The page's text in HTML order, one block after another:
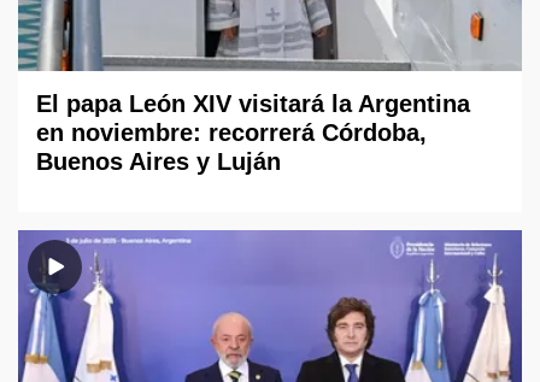
El papa León XIV visitará la Argentina
en noviembre: recorrerá Córdoba,
Buenos Aires y Luján